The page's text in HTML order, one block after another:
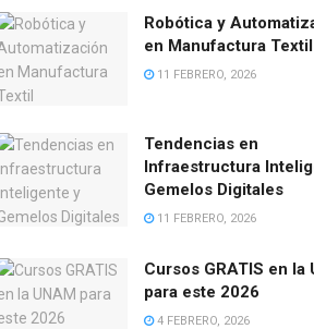
Robótica y
en Manufactura Textil
11 FEBRERO, 2026
Tendencias en
Infraestructura
Gemelos Digitales
11 FEBRERO, 2026
Cursos GRATIS en la
para este 2026
4 FEBRERO, 2026